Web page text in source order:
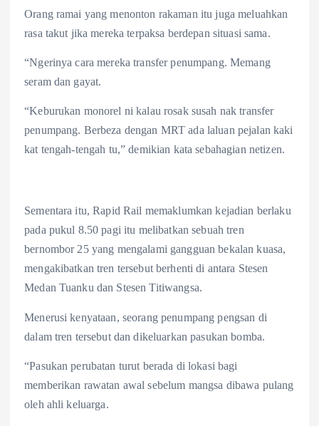
Orang ramai yang menonton rakaman itu juga meluahkan
rasa takut jika mereka terpaksa berdepan situasi sama.
“Ngerinya cara mereka transfer penumpang. Memang
seram dan gayat.
“Keburukan monorel ni kalau rosak susah nak transfer
penumpang. Berbeza dengan MRT ada laluan pejalan kaki
kat tengah-tengah tu,” demikian kata sebahagian netizen.
Sementara itu, Rapid Rail memaklumkan kejadian berlaku
pada pukul 8.50 pagi itu melibatkan sebuah tren
bernombor 25 yang mengalami gangguan bekalan kuasa,
mengakibatkan tren tersebut berhenti di antara Stesen
Medan Tuanku dan Stesen Titiwangsa.
Menerusi kenyataan, seorang penumpang pengsan di
dalam tren tersebut dan dikeluarkan pasukan bomba.
“Pasukan perubatan turut berada di lokasi bagi
memberikan rawatan awal sebelum mangsa dibawa pulang
oleh ahli keluarga.